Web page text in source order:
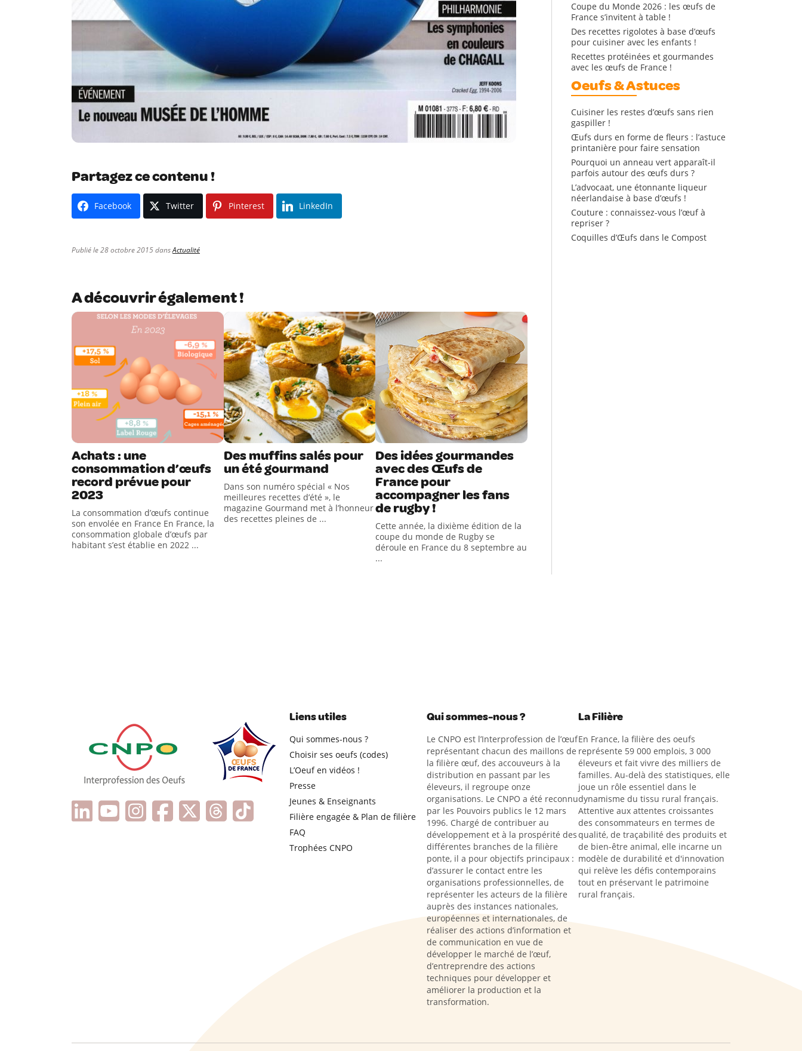
Partagez ce contenu !
Facebook Twitter Pinterest LinkedIn
Publié le 28 octobre 2015 dansActualité
A découvrir également !
Achats : une
consommation d’œufs
record prévue pour
2023
La consommation d’œufs continue
son envolée en France En France, la
consommation globale d’œufs par
habitant s’est établie en 2022 ...
Des muffins salés pour
un été gourmand
Dans son numéro spécial « Nos
meilleures recettes d’été », le
magazine Gourmand met à l’honneur
des recettes pleines de ...
Des idées gourmandes
avec des Œufs de
France pour
accompagner les fans
de rugby !
Cette année, la dixième édition de la
coupe du monde de Rugby se
déroule en France du 8 septembre au
...
Coupe du Monde 2026 : les œufs de
France s’invitent à table !
Des recettes rigolotes à base d’œufs
pour cuisiner avec les enfants !
Recettes protéinées et gourmandes
avec les œufs de France !
Oeufs & Astuces
Cuisiner les restes d’œufs sans rien
gaspiller !
Œufs durs en forme de fleurs : l’astuce
printanière pour faire sensation
Pourquoi un anneau vert apparaît-il
parfois autour des œufs durs ?
L’advocaat, une étonnante liqueur
néerlandaise à base d’œufs !
Couture : connaissez-vous l’œuf à
repriser ?
Coquilles d’Œufs dans le Compost
Liens utiles
Qui sommes-nous ?
Choisir ses oeufs (codes)
L’Oeuf en vidéos !
Presse
Jeunes & Enseignants
Filière engagée & Plan de filière
FAQ
Trophées CNPO
Qui sommes-nous ?
Le CNPO est l’Interprofession de l’œuf
représentant chacun des maillons de
la filière œuf, des accouveurs à la
distribution en passant par les
éleveurs, il regroupe onze
organisations. Le CNPO a été reconnu
par les Pouvoirs publics le 12 mars
1996. Chargé de contribuer au
développement et à la prospérité des
différentes branches de la filière
ponte, il a pour objectifs principaux :
d’assurer le contact entre les
organisations professionnelles, de
représenter les acteurs de la filière
auprès des instances nationales,
européennes et internationales, de
réaliser des actions d’information et
de communication en vue de
développer le marché de l’œuf,
d’entreprendre des actions
techniques pour développer et
améliorer la production et la
transformation.
La Filière
En France, la filière des oeufs
représente 59 000 emplois, 3 000
éleveurs et fait vivre des milliers de
familles. Au-delà des statistiques, elle
joue un rôle essentiel dans le
dynamisme du tissu rural français.
Attentive aux attentes croissantes
des consommateurs en termes de
qualité, de traçabilité des produits et
de bien-être animal, elle incarne un
modèle de durabilité et d'innovation
qui relève les défis contemporains
tout en préservant le patrimoine
rural français.